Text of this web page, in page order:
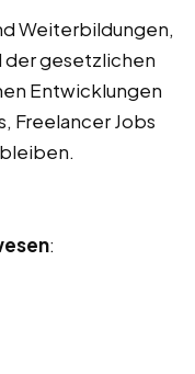
Weiterbildungen,
der gesetzlichen
Entwicklungen
Freelancer Jobs
: